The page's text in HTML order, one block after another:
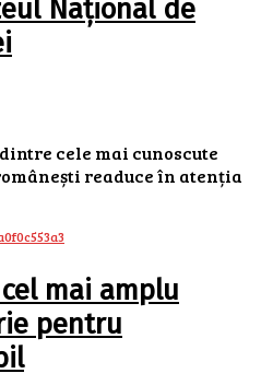
Național de
cele mai cunoscute
readuce în atenția
mai amplu
pentru